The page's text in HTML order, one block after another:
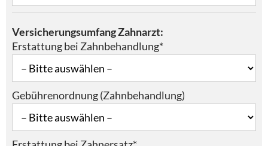
Versicherungsumfang Zahnarzt:
Erstattung bei Zahnbehandlung*
Gebührenordnung (Zahnbehandlung)